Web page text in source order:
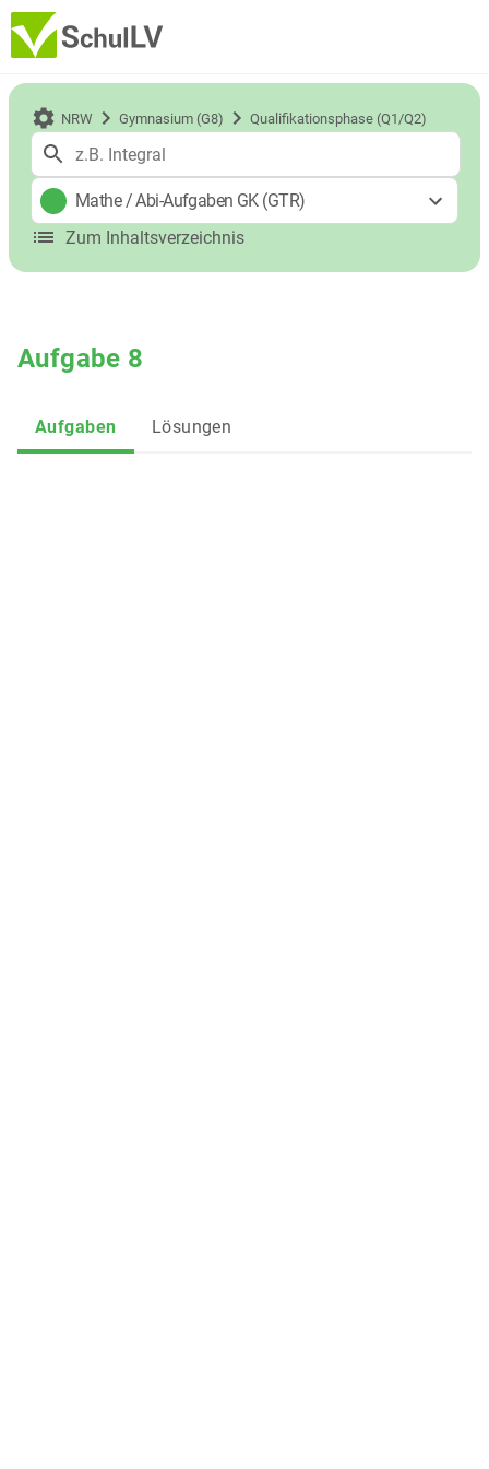
NRW Gymnasium (G8) Qualifikationsphase (Q1/Q2)
Mathe/Abi-Aufgaben GK (GTR)
Zum Inhaltsverzeichnis
Aufgabe 8
Aufgaben Lösungen